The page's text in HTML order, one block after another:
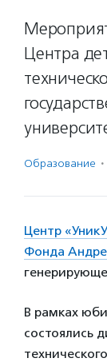
Центра
Образование ·
Центр
Фонда
В рамках
состоялись